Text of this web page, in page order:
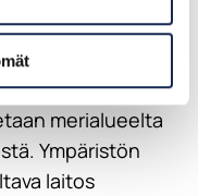
hankkeen
hyvin
merialueelta
Ympäristön
laitos